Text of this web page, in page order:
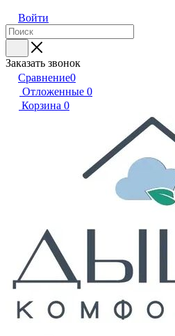
Войти
Заказать звонок
Сравнение0
Отложенные 0
Корзина 0